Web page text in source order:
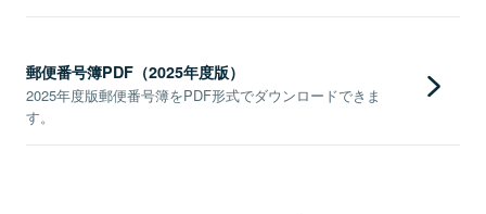
郵便番号簿PDF（2025年度版）
2025年度版郵便番号簿をPDF形式でダウンロードできま
す。